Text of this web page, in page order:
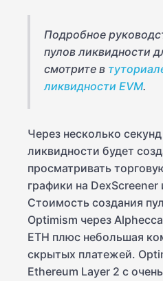
Подробное
пулов ликвидности
смотрите в
ликвидности EVM.
Через несколько
ликвидности будет
просматривать
графики на DexScreener
Стоимость создания
Optimism через
ETH плюс небольшая
скрытых платежей.
Ethereum Layer 2 с